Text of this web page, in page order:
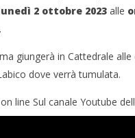
2 ottobre 2023alle
.
giungerà in Cattedrale
dove verrà tumulata.
line Sul canale Youtube